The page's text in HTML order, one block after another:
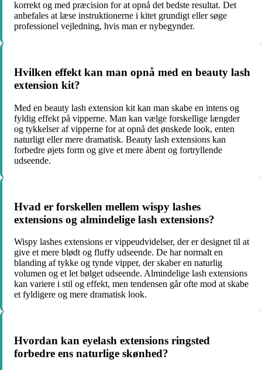
korrekt og med præcision for at opnå det bedste resultat. Det
anbefales at læse instruktionerne i kitet grundigt eller søge
professionel vejledning, hvis man er nybegynder.
Hvilken effekt kan man opnå med en beauty lash
extension kit?
Med en beauty lash extension kit kan man skabe en intens og
fyldig effekt på vipperne. Man kan vælge forskellige længder
og tykkelser af vipperne for at opnå det ønskede look, enten
naturligt eller mere dramatisk. Beauty lash extensions kan
forbedre øjets form og give et mere åbent og fortryllende
udseende.
Hvad er forskellen mellem wispy lashes
extensions og almindelige lash extensions?
Wispy lashes extensions er vippeudvidelser, der er designet til at
give et mere blødt og fluffy udseende. De har normalt en
blanding af tykke og tynde vipper, der skaber en naturlig
volumen og et let bølget udseende. Almindelige lash extensions
kan variere i stil og effekt, men tendensen går ofte mod at skabe
et fyldigere og mere dramatisk look.
Hvordan kan eyelash extensions ringsted
forbedre ens naturlige skønhed?